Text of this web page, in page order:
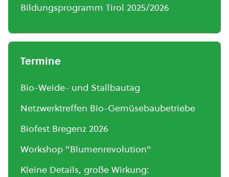
Bildungsprogramm Tirol 2025/2026
Termine
Bio-Weide- und Stallbautag
Netzwerktreffen Bio-Gemüsebaubetriebe
Biofest Bregenz 2026
Workshop "Blumenrevolution"
Kleine Details, große Wirkung: